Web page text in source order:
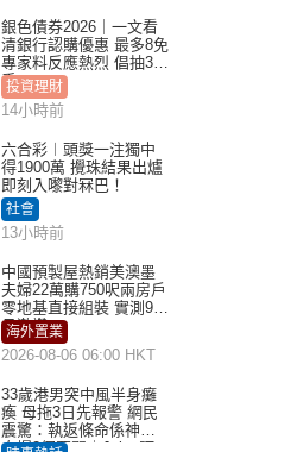
銀色債券2026｜一文看
清銀行認購優惠 最多8免
專家料反應熱烈 倡抽30
手
投資理財
14小時前
六合彩︱頭獎一注獨中
得1900萬 攪珠結果出爐
即刻入嚟對冧巴！
社會
13小時前
中國預製屋熱銷美澳墨
夫婦22萬購750呎兩房戶
零地基直接組裝 實測9個
月激讚
海外置業
2026-08-06 06:00 HKT
33歲港男突中風半身癱
瘓 母拖3日先報警 網民
震驚：執返條命係神蹟
自爆2個惡習｜Juicy叮